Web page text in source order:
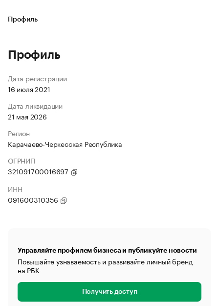
Профиль
Профиль
Дата регистрации
16 июля 2021
Дата ликвидации
21 мая 2026
Регион
Карачаево-Черкесская Республика
ОГРНИП
321091700016697
ИНН
091600310356
Управляйте профилем бизнеса и публикуйте новости
Повышайте узнаваемость и развивайте личный бренд
на РБК
Получить доступ